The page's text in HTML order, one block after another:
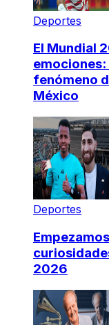
Deportes
El Mundial
emociones:
fenómeno
México
Deportes
2026